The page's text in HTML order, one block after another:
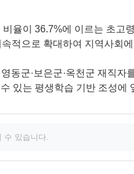
율이 36.7%에 이르는 초
적으로 확대하여 지역사회
동군·보은군·옥천군 재직
있는 평생학습 기반 조성에
수 있습니다.